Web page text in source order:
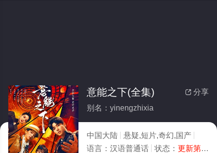
 分享
意能之下(全集)
别名：yinengzhixia
中国大陆 悬疑,短片,奇幻,国产
语言： 汉语普通话 状态： 更新第24集